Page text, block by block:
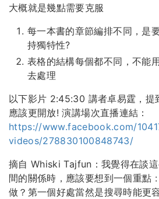
大概就是幾點需要克服
每一本書的章節編排不同，是
持獨特性?
表格的結構每個都不同，不能
去處理
以下影片 2:45:30 講者卓易霆，提
應該更開放! 演講場次直播連結：
https://www.facebook.com/
videos/278830100848743/
摘自 Whiski Tajfun：我覺得在談
間的關係時，應該要想到一個重點
做？第一個好處當然是搜尋時能更